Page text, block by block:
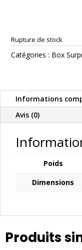
Rupture de stock
Catégories : Box
Informations
Avis (0)
Poids
Dimensions
Produits